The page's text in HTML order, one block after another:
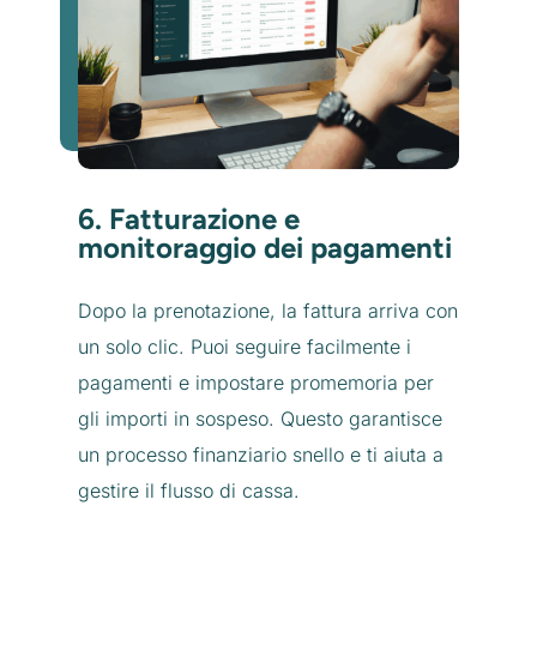
6. Fatturazione e
monitoraggio dei pagamenti
Dopo la prenotazione, la fattura arriva con
un solo clic. Puoi seguire facilmente i
pagamenti e impostare promemoria per
gli importi in sospeso. Questo garantisce
un processo finanziario snello e ti aiuta a
gestire il flusso di cassa.